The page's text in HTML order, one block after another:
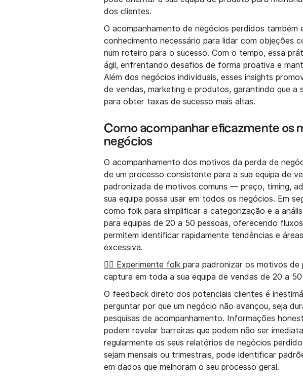
dos clientes.
O acompanhamento de negócios perdidos também
conhecimento necessário para lidar com objeções
num roteiro para o sucesso. Com o tempo, essa
ágil, enfrentando desafios de forma proativa e
Além dos negócios individuais, esses insights
de vendas, marketing e produtos, garantindo que a
para obter taxas de sucesso mais altas.
Como acompanhar eficazmente os
negócios
O acompanhamento dos motivos da perda de
de um processo consistente para a sua equipa de
padronizada de motivos comuns — preço, timing,
sua equipa possa usar em todos os negócios. Em
como folk para simplificar a categorização e a
para equipas de 20 a 50 pessoas, oferecendo
permitem identificar rapidamente tendências e
excessiva.
👉🏼 Experimente folkpara padronizar os motivos
captura em toda a sua equipa de vendas de 20 a 50
O feedback direto dos potenciais clientes é
perguntar por que um negócio não avançou, seja
pesquisas de acompanhamento. Informações
podem revelar barreiras que podem não ser
regularmente os seus relatórios de negócios
sejam mensais ou trimestrais, pode identificar
em dados que melhoram o seu processo geral.